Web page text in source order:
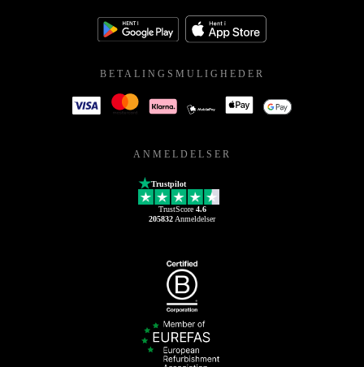
BETALINGSMULIGHEDER
ANMELDELSER
Trustpilot
TrustScore 4.6
205832 Anmeldelser